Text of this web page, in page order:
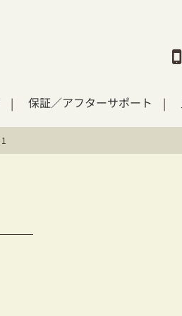
保証／アフターサポート
1